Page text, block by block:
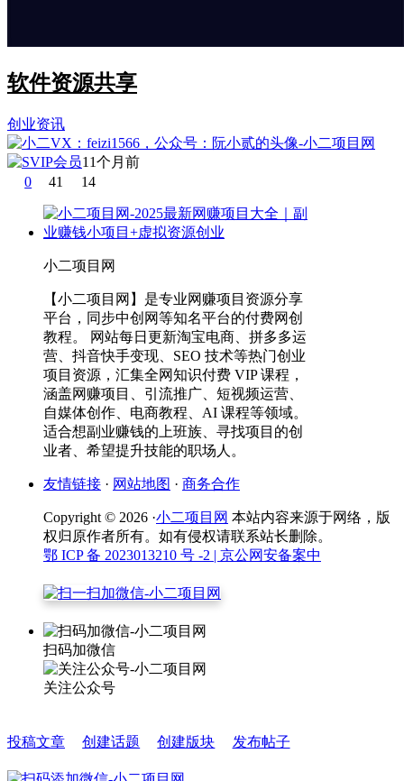
软件资源共享
创业资讯
11个月前
0
41 14
小二项目网
【小二项目网】是专业网赚项目资源分享
平台，同步中创网等知名平台的付费网创
教程。 网站每日更新淘宝电商、拼多多运
营、抖音快手变现、SEO 技术等热门创业
项目资源，汇集全网知识付费 VIP 课程，
涵盖网赚项目、引流推广、短视频运营、
自媒体创作、电商教程、AI 课程等领域。
适合想副业赚钱的上班族、寻找项目的创
业者、希望提升技能的职场人。
友情链接 · 网站地图 · 商务合作
Copyright © 2026 ·小二项目网 本站内容来源于网络，版
权归原作者所有。如有侵权请联系站长删除。
鄂 ICP 备 2023013210 号 -2 | 京公网安备案中
扫码加微信
关注公众号
投稿文章 创建话题 创建版块 发布帖子